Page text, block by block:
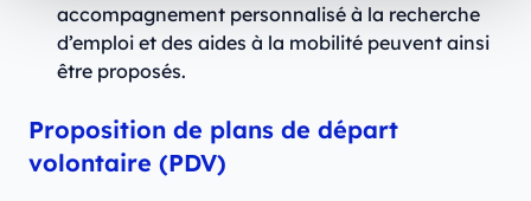
accompagnement personnalisé à la recherche
d’emploi et des aides à la mobilité peuvent ainsi
être proposés.
Proposition de plans de départ
volontaire (PDV)